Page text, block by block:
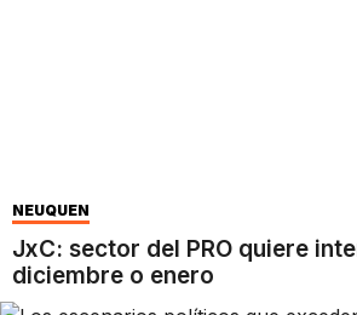
NEUQUÉN
JxC: sector del PRO quiere
diciembre o enero